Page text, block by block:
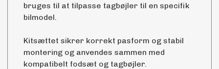
bruges til at tilpasse tagbøjler til en specifik
bilmodel.
Kitsættet sikrer korrekt pasform og stabil
montering og anvendes sammen med
kompatibelt fodsæt og tagbøjler.